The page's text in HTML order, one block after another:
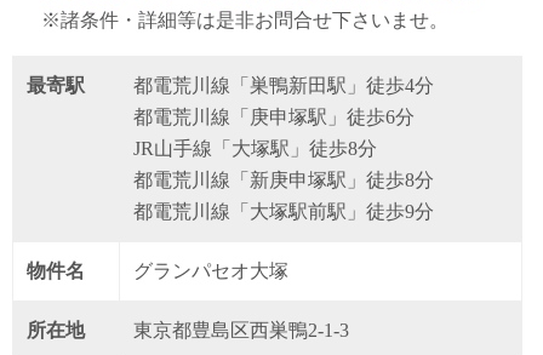
※諸条件・詳細等は是非お問合せ下さいませ。
最寄駅
都電荒川線「巣鴨新田駅」徒歩4分
都電荒川線「庚申塚駅」徒歩6分
JR山手線「大塚駅」徒歩8分
都電荒川線「新庚申塚駅」徒歩8分
都電荒川線「大塚駅前駅」徒歩9分
物件名 グランパセオ大塚
所在地 東京都豊島区西巣鴨2-1-3